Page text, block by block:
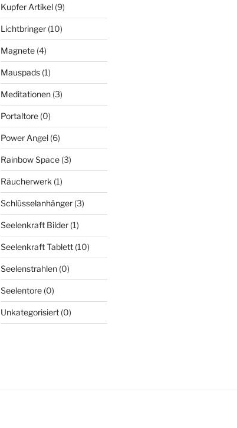
Kupfer Artikel (9)
Lichtbringer (10)
Magnete (4)
Mauspads (1)
Meditationen (3)
Portaltore (0)
Power Angel (6)
Rainbow Space (3)
Räucherwerk (1)
Schlüsselanhänger (3)
Seelenkraft Bilder (1)
Seelenkraft Tablett (10)
Seelenstrahlen (0)
Seelentore (0)
Unkategorisiert (0)